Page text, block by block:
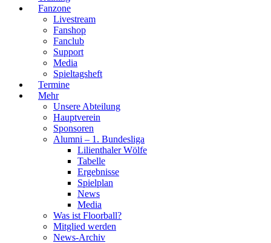
Fanzone
Livestream
Fanshop
Fanclub
Support
Media
Spieltagsheft
Termine
Mehr
Unsere Abteilung
Hauptverein
Sponsoren
Alumni – 1. Bundesliga
Lilienthaler Wölfe
Tabelle
Ergebnisse
Spielplan
News
Media
Was ist Floorball?
Mitglied werden
News-Archiv